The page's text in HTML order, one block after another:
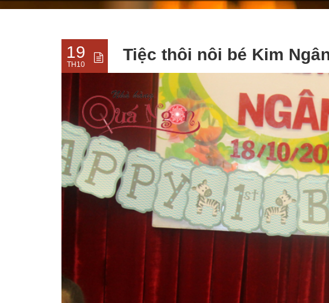
19
TH10
Tiệc thôi nôi bé Kim